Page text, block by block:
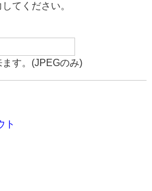
てください。
す。(JPEGのみ)
ト